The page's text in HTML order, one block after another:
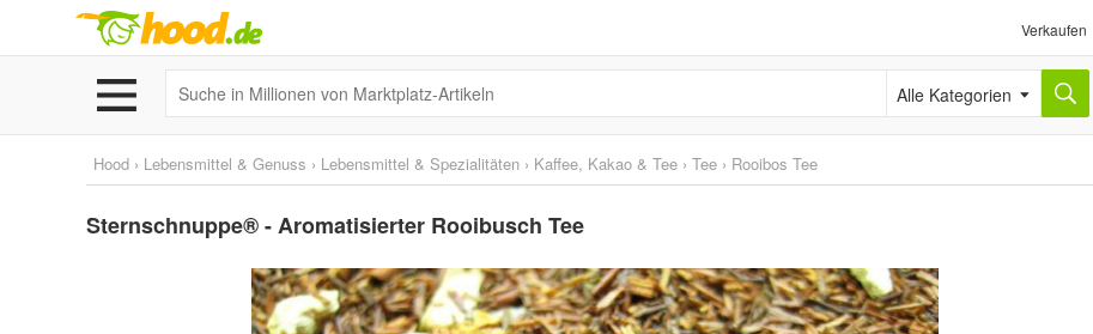
Verkaufen
Alle Kategorien
Hood › Lebensmittel & Genuss › Lebensmittel & Spezialitäten › Kaffee, Kakao & Tee › Tee › Rooibos Tee
Sternschnuppe® - Aromatisierter Rooibusch Tee